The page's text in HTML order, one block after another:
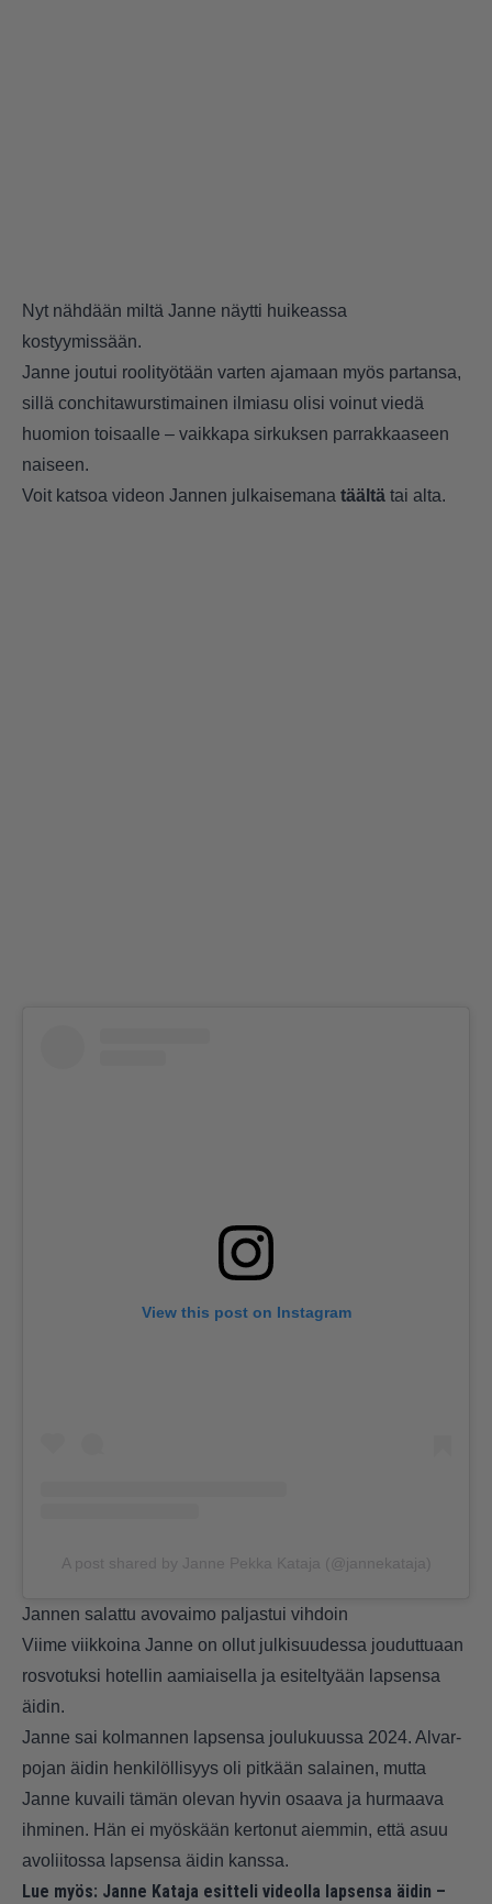
Nyt nähdään miltä Janne näytti huikeassa
kostyymissään.
Janne joutui roolityötään varten ajamaan myös partansa,
sillä conchitawurstimainen ilmiasu olisi voinut viedä
huomion toisaalle – vaikkapa sirkuksen parrakkaaseen
naiseen.
Voit katsoa videon Jannen julkaisemana täältä tai alta.
View this post on Instagram
A post shared by Janne Pekka Kataja (@jannekataja)
Jannen salattu avovaimo paljastui vihdoin
Viime viikkoina Janne on ollut julkisuudessa jouduttuaan
rosvotuksi hotellin aamiaisella ja esiteltyään lapsensa
äidin.
Janne sai kolmannen lapsensa joulukuussa 2024. Alvar-
pojan äidin henkilöllisyys oli pitkään salainen, mutta
Janne kuvaili tämän olevan hyvin osaava ja hurmaava
ihminen. Hän ei myöskään kertonut aiemmin, että asuu
avoliitossa lapsensa äidin kanssa.
Lue myös: Janne Kataja esitteli videolla lapsensa äidin –